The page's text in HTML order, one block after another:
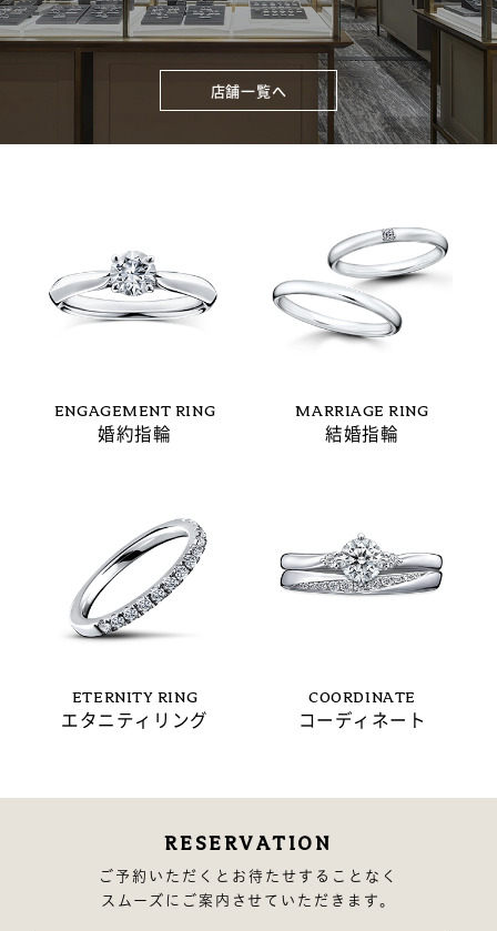
店舗一覧へ
ENGAGEMENT RING
婚約指輪
MARRIAGE RING
結婚指輪
ETERNITY RING
エタニティリング
COORDINATE
コーディネート
RESERVATION
ご予約いただくとお待たせすることなく
スムーズにご案内させていただきます。